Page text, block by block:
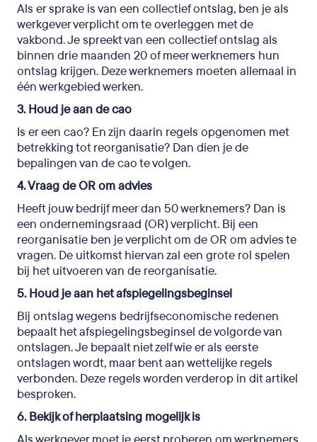
Als er sprake is van een collectief ontslag, ben je als
werkgever verplicht om te overleggen met de
vakbond. Je spreekt van een collectief ontslag als
binnen drie maanden 20 of meer werknemers hun
ontslag krijgen. Deze werknemers moeten allemaal in
één werkgebied werken.
3. Houd je aan de cao
Is er een cao? En zijn daarin regels opgenomen met
betrekking tot reorganisatie? Dan dien je de
bepalingen van de cao te volgen.
4. Vraag de OR om advies
Heeft jouw bedrijf meer dan 50 werknemers? Dan is
een ondernemingsraad (OR) verplicht. Bij een
reorganisatie ben je verplicht om de OR om advies te
vragen. De uitkomst hiervan zal een grote rol spelen
bij het uitvoeren van de reorganisatie.
5. Houd je aan het afspiegelingsbeginsel
Bij ontslag wegens bedrijfseconomische redenen
bepaalt het afspiegelingsbeginsel de volgorde van
ontslagen. Je bepaalt niet zelf wie er als eerste
ontslagen wordt, maar bent aan wettelijke regels
verbonden. Deze regels worden verderop in dit artikel
besproken.
6. Bekijk of herplaatsing mogelijk is